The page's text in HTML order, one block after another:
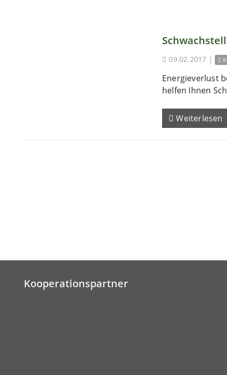
09.02.2017 |
Energieverlust
helfen Ihnen
Weiterlesen
Kooperationspartner